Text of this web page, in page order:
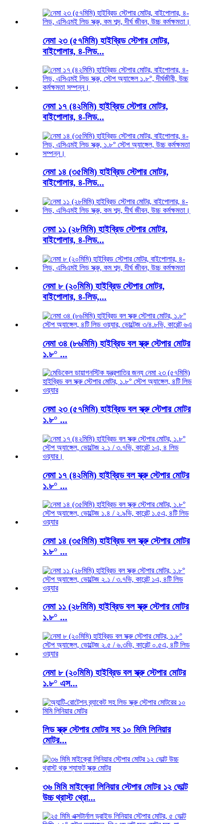
নেমা ২৩ (৫৭মিমি) হাইব্রিড স্টেপার মোটর,
বাইপোলার, ৪-লিড...
নেমা ১৭ (৪২মিমি) হাইব্রিড স্টেপার মোটর,
বাইপোলার, ৪-লিড...
নেমা ১৪ (৩৫মিমি) হাইব্রিড স্টেপার মোটর,
বাইপোলার, ৪-লিড...
নেমা ১১ (২৮মিমি) হাইব্রিড স্টেপার মোটর,
বাইপোলার, ৪-লিড...
নেমা ৮ (২০মিমি) হাইব্রিড স্টেপার মোটর,
বাইপোলার, ৪-লিড,...
নেমা ৩৪ (৮৬মিমি) হাইব্রিড বল স্ক্রু স্টেপার মোটর
১.৮° ...
নেমা ২৩ (৫৭মিমি) হাইব্রিড বল স্ক্রু স্টেপার মোটর
১.৮° ...
নেমা ১৭ (৪২মিমি) হাইব্রিড বল স্ক্রু স্টেপার মোটর
১.৮° ...
নেমা ১৪ (৩৫মিমি) হাইব্রিড বল স্ক্রু স্টেপার মোটর
১.৮° ...
নেমা ১১ (২৮মিমি) হাইব্রিড বল স্ক্রু স্টেপার মোটর
১.৮° ...
নেমা ৮ (২০মিমি) হাইব্রিড বল স্ক্রু স্টেপার মোটর
১.৮° এস...
লিড স্ক্রু স্টেপার মোটর সহ ১০ মিমি লিনিয়ার
মোটর...
৩৬ মিমি মাইক্রো লিনিয়ার স্টেপার মোটর ১২ ভোল্ট
উচ্চ থ্রাস্ট থ্রো...